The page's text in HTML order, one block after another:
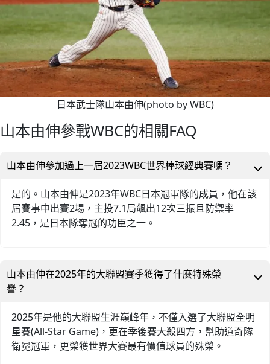
日本武士隊山本由伸(photo by WBC)
山本由伸參戰WBC的相關FAQ
山本由伸參加過上一屆2023WBC世界棒球經典賽嗎？
是的。山本由伸是2023年WBC日本冠軍隊的成員，他在該
屆賽事中出賽2場，主投7.1局飆出12次三振且防禦率
2.45，是日本隊奪冠的功臣之一。
山本由伸在2025年的大聯盟賽季獲得了什麼特殊榮
譽？
2025年是他的大聯盟生涯巔峰年，不僅入選了大聯盟全明
星賽(All-Star Game)，更在季後賽大殺四方，幫助道奇隊
衛冕冠軍，更榮獲世界大賽最有價值球員的殊榮。